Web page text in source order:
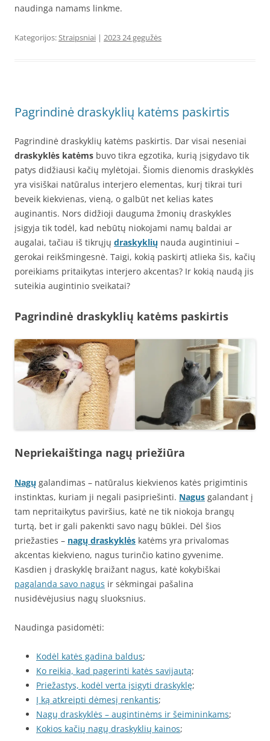
naudinga namams linkme.
Kategorijos: Straipsniai | 2023 24 gegužės
Pagrindinė draskyklių katėms paskirtis
Pagrindinė draskyklių katėms paskirtis. Dar visai neseniai
draskyklės katėms buvo tikra egzotika, kurią įsigydavo tik
patys didžiausi kačių mylėtojai. Šiomis dienomis draskyklės
yra visiškai natūralus interjero elementas, kurį tikrai turi
beveik kiekvienas, vieną, o galbūt net kelias kates
auginantis. Nors didžioji dauguma žmonių draskykles
įsigyja tik todėl, kad nebūtų niokojami namų baldai ar
augalai, tačiau iš tikrųjų draskyklių nauda augintiniui –
gerokai reikšmingesnė. Taigi, kokią paskirtį atlieka šis, kačių
poreikiams pritaikytas interjero akcentas? Ir kokią naudą jis
suteikia augintinio sveikatai?
Pagrindinė draskyklių katėms paskirtis
Nepriekaištinga nagų priežiūra
Nagų galandimas – natūralus kiekvienos katės prigimtinis
instinktas, kuriam ji negali pasipriešinti. Nagus galandant į
tam nepritaikytus paviršius, katė ne tik niokoja brangų
turtą, bet ir gali pakenkti savo nagų būklei. Dėl šios
priežasties – nagų draskyklės katėms yra privalomas
akcentas kiekvieno, nagus turinčio katino gyvenime.
Kasdien į draskyklę braižant nagus, katė kokybiškai
pagalanda savo nagus ir sėkmingai pašalina
nusidėvėjusius nagų sluoksnius.
Naudinga pasidomėti:
Kodėl katės gadina baldus;
Ko reikia, kad pagerinti katės savijautą;
Priežastys, kodėl verta įsigyti draskyklę;
Į ką atkreipti dėmesį renkantis;
Nagų draskyklės – augintinėms ir šeimininkams;
Kokios kačių nagų draskyklių kainos;